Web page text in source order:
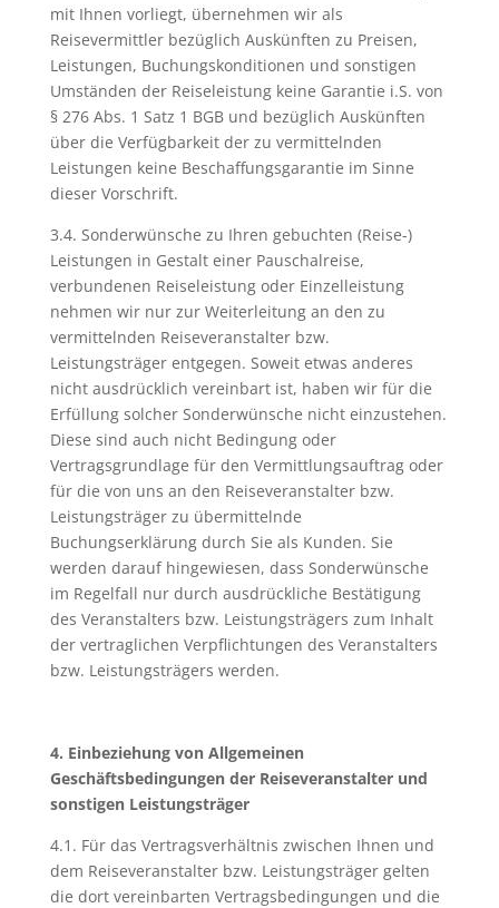
mit Ihnen vorliegt, übernehmen wir als
Reisevermittler bezüglich Auskünften zu Preisen,
Leistungen, Buchungskonditionen und sonstigen
Umständen der Reiseleistung keine Garantie i.S. von
§ 276 Abs. 1 Satz 1 BGB und bezüglich Auskünften
über die Verfügbarkeit der zu vermittelnden
Leistungen keine Beschaffungsgarantie im Sinne
dieser Vorschrift.
3.4. Sonderwünsche zu Ihren gebuchten (Reise-)
Leistungen in Gestalt einer Pauschalreise,
verbundenen Reiseleistung oder Einzelleistung
nehmen wir nur zur Weiterleitung an den zu
vermittelnden Reiseveranstalter bzw.
Leistungsträger entgegen. Soweit etwas anderes
nicht ausdrücklich vereinbart ist, haben wir für die
Erfüllung solcher Sonderwünsche nicht einzustehen.
Diese sind auch nicht Bedingung oder
Vertragsgrundlage für den Vermittlungsauftrag oder
für die von uns an den Reiseveranstalter bzw.
Leistungsträger zu übermittelnde
Buchungserklärung durch Sie als Kunden. Sie
werden darauf hingewiesen, dass Sonderwünsche
im Regelfall nur durch ausdrückliche Bestätigung
des Veranstalters bzw. Leistungsträgers zum Inhalt
der vertraglichen Verpflichtungen des Veranstalters
bzw. Leistungsträgers werden.
4. Einbeziehung von Allgemeinen
Geschäftsbedingungen der Reiseveranstalter und
sonstigen Leistungsträger
4.1. Für das Vertragsverhältnis zwischen Ihnen und
dem Reiseveranstalter bzw. Leistungsträger gelten
die dort vereinbarten Vertragsbedingungen und die